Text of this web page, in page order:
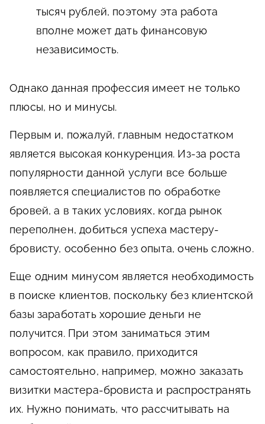
тысяч рублей, поэтому эта работа
вполне может дать финансовую
независимость.
Однако данная профессия имеет не только
плюсы, но и минусы.
Первым и, пожалуй, главным недостатком
является высокая конкуренция. Из-за роста
популярности данной услуги все больше
появляется специалистов по обработке
бровей, а в таких условиях, когда рынок
переполнен, добиться успеха мастеру-
бровисту, особенно без опыта, очень сложно.
Еще одним минусом является необходимость
в поиске клиентов, поскольку без клиентской
базы заработать хорошие деньги не
получится. При этом заниматься этим
вопросом, как правило, приходится
самостоятельно, например, можно заказать
визитки мастера-бровиста и распространять
их. Нужно понимать, что рассчитывать на